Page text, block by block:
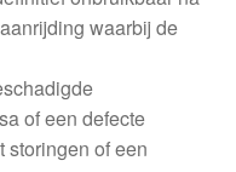
waarbij de
of een defecte
storingen of een